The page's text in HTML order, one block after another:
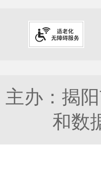
主办：揭
和数